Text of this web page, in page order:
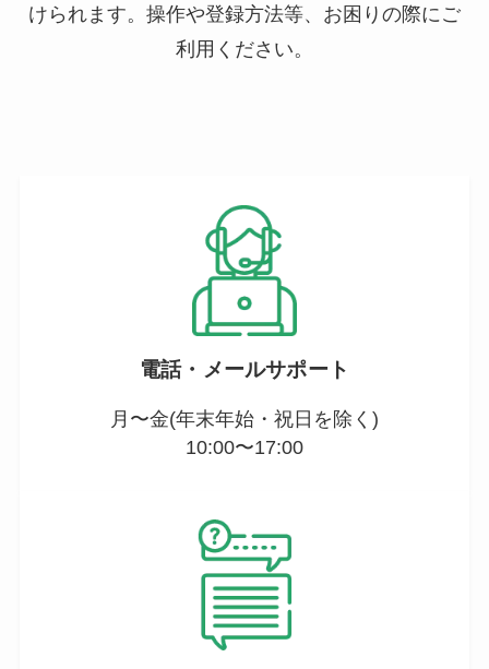
けられます。操作や登録方法等、お困りの際にご
利用ください。
電話・メールサポート
月〜金(年末年始・祝日を除く)
10:00〜17:00